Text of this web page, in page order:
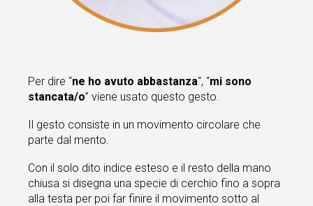
Per dire “ne ho avuto abbastanza“, “mi sono
stancata/o” viene usato questo gesto.
Il gesto consiste in un movimento circolare che
parte dal mento.
Con il solo dito indice esteso e il resto della mano
chiusa si disegna una specie di cerchio fino a sopra
alla testa per poi far finire il movimento sotto al